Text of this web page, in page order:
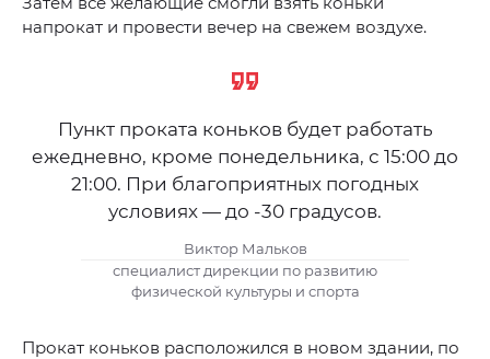
напрокат и провести вечер на свежем воздухе.
Пункт проката коньков будет работать
ежедневно, кроме понедельника, с 15:00 до
21:00. При благоприятных погодных
условиях — до -30 градусов.
Виктор Мальков
специалист дирекции по развитию
физической культуры и спорта
Прокат коньков расположился в новом здании, по